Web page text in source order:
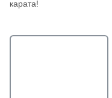
карата!